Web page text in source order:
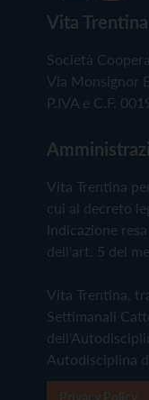
Vita
Società
Via Monsignor
P.IVA e C.F.
Vita Trentina
cui al decreto
Indicazione
dell'art. 5 del
Vita Trentina,
Settimanali
Autodisciplina